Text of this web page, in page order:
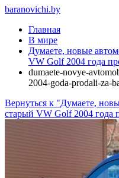
baranovichi.by
Главная
В мире
Думаете, новые
VW Golf 2004 года
dumaete-novye-
2004-goda-prodali-za-
Вернуться к "Думаете,
старый VW Golf 2004 года